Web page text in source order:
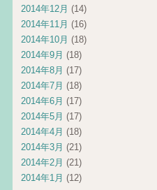
2014年12月 (14)
2014年11月 (16)
2014年10月 (18)
2014年9月 (18)
2014年8月 (17)
2014年7月 (18)
2014年6月 (17)
2014年5月 (17)
2014年4月 (18)
2014年3月 (21)
2014年2月 (21)
2014年1月 (12)